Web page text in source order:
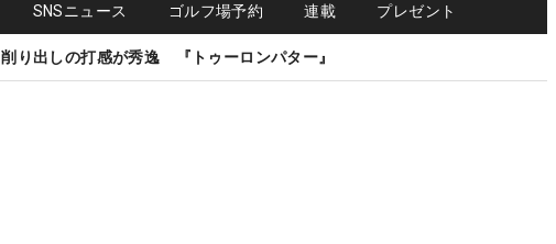
SNSニュース ゴルフ場予約 連載 プレゼント
削り出しの打感が秀逸 『トゥーロンパター』